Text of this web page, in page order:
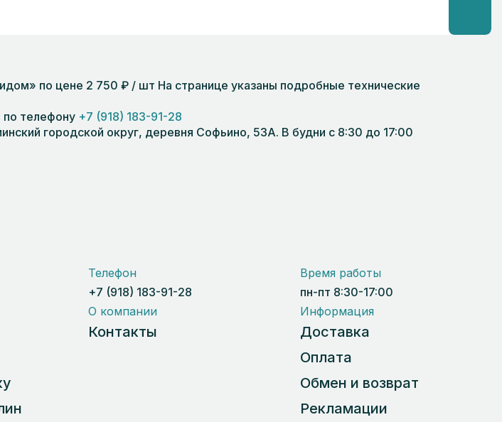
по цене 2 750 ₽ / шт На странице указаны подробные технические
по телефону +7 (918) 183-91-28
городской округ, деревня Софьино, 53А. В будни с 8:30 до 17:00
Телефон
+7 (918) 183-91-28
Время работы
пн-пт 8:30-17:00
О компании
Контакты
Информация
Доставка
Оплата
Обмен и возврат
Рекламации